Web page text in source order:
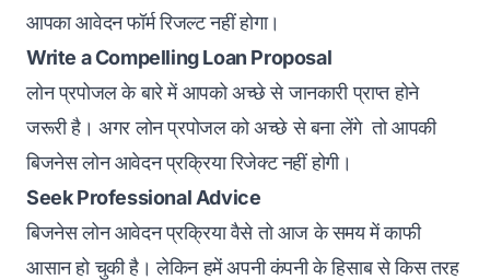
आपका आवेदन फॉर्म रिजल्ट नहीं होगा।
Write a Compelling Loan Proposal
लोन प्रपोजल के बारे में आपको अच्छे से जानकारी प्राप्त होने
जरूरी है। अगर लोन प्रपोजल को अच्छे से बना लेंगे तो आपकी
बिजनेस लोन आवेदन प्रक्रिया रिजेक्ट नहीं होगी।
Seek Professional Advice
बिजनेस लोन आवेदन प्रक्रिया वैसे तो आज के समय में काफी
आसान हो चुकी है। लेकिन हमें अपनी कंपनी के हिसाब से किस तरह